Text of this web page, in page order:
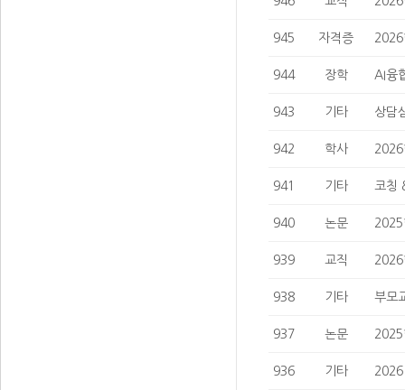
945 자격증 2026
944 장학 AI융
943 기타 상담
942 학사 2026
941 기타 코칭
940 논문 2025
939 교직 2026
938 기타 부모
937 논문 2025
936 기타 2026